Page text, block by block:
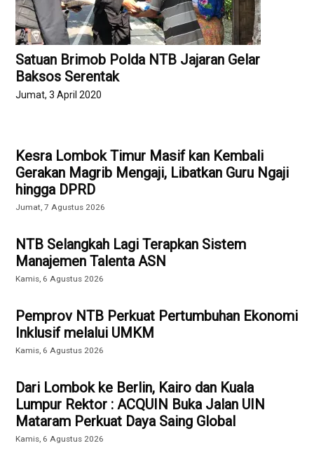
Satuan Brimob Polda NTB Jajaran Gelar
Baksos Serentak
Jumat, 3 April 2020
Kesra Lombok Timur Masif kan Kembali
Gerakan Magrib Mengaji, Libatkan Guru Ngaji
hingga DPRD
Jumat, 7 Agustus 2026
NTB Selangkah Lagi Terapkan Sistem
Manajemen Talenta ASN
Kamis, 6 Agustus 2026
Pemprov NTB Perkuat Pertumbuhan Ekonomi
Inklusif melalui UMKM
Kamis, 6 Agustus 2026
Dari Lombok ke Berlin, Kairo dan Kuala
Lumpur Rektor : ACQUIN Buka Jalan UIN
Mataram Perkuat Daya Saing Global
Kamis, 6 Agustus 2026